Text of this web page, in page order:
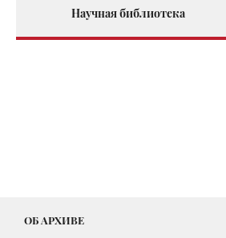
Научная библиотека
ОБ АРХИВЕ